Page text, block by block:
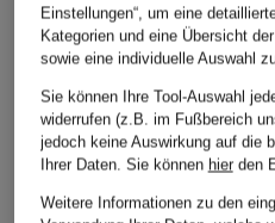
BOSS
Einstellungen“, um eine
Kategorien und eine Übersicht
sowie eine individuelle Auswahl
Sie können Ihre Tool-Auswahl
widerrufen (z.B. im Fußbereich
jedoch keine Auswirkung auf die
Ihrer Daten. Sie können hierden
Weitere Informationen zu den